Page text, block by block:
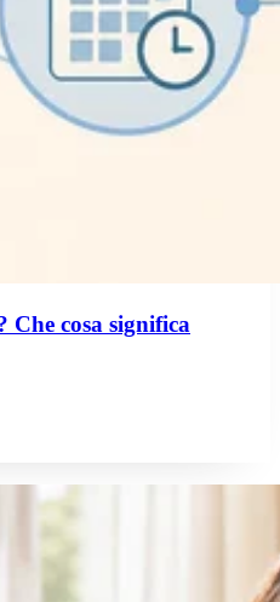
cosa significa